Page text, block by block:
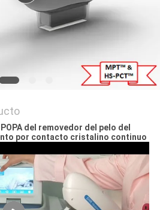
del removedor del pelo del
por contacto cristalino continuo